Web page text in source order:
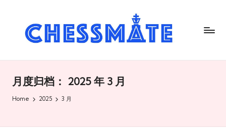
s
m
e
月度归档： 2025 年 3 月
Home 2025 3 月